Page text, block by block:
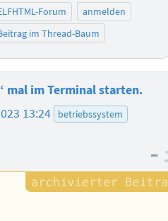
Forum
anmelden
im Thread-Baum
mal im Terminal starten.
13:24
betriebssystem
–